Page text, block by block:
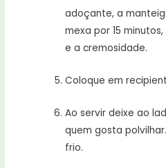
adoçante, a
mexa por 15
e a cremosidade.
Coloque em
Ao servir deixe ao
quem gosta
frio.